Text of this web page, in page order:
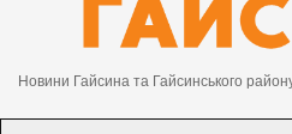
Новини Гайсина та Гайсинського